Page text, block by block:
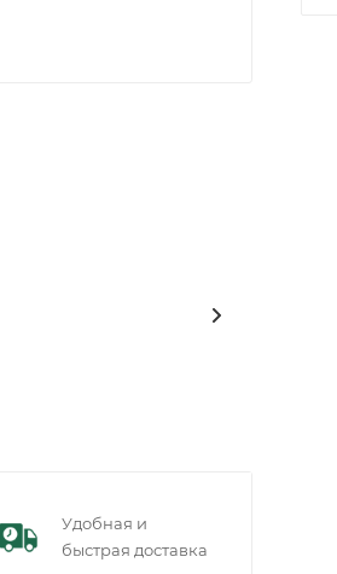
Удобная и
быстрая доставка